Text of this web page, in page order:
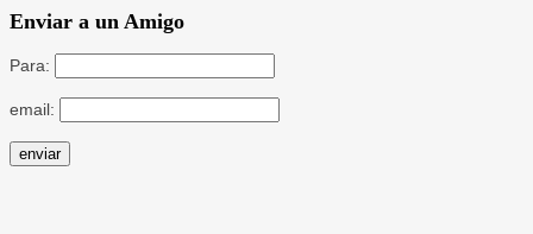
Enviar a un Amigo
Para:
email: